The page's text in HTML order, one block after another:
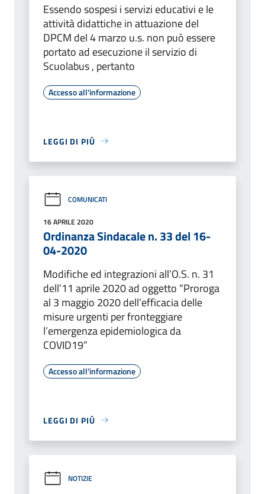
Essendo sospesi i servizi educativi e le
attività didattiche in attuazione del
DPCM del 4 marzo u.s. non può essere
portato ad esecuzione il servizio di
Scuolabus , pertanto
Accesso all'informazione
LEGGI DI PIÙ
COMUNICATI
16 APRILE 2020
Ordinanza Sindacale n. 33 del 16-
04-2020
Modifiche ed integrazioni all’O.S. n. 31
dell’11 aprile 2020 ad oggetto “Proroga
al 3 maggio 2020 dell’efficacia delle
misure urgenti per fronteggiare
l’emergenza epidemiologica da
COVID19”
Accesso all'informazione
LEGGI DI PIÙ
NOTIZIE